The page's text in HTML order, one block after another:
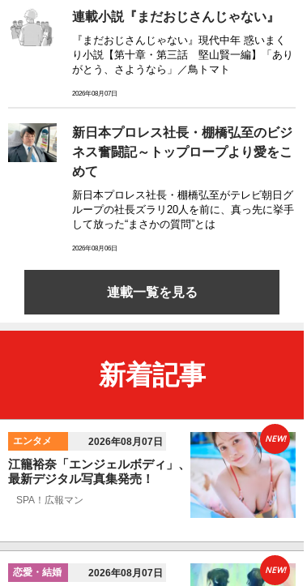
連載小説『まだおじさんじゃない』
『まだおじさんじゃない』現代中年 惑いまく
り小説【第十章・第三話 堅山賢一編】「あり
がとう、さようなら」／鳥トマト
2026年08月07日
新日本プロレス社長・棚橋弘至のビジ
ネス奮闘記～トップロープより愛をこ
めて
新日本プロレス社長・棚橋弘至がテレビ朝日グ
ループの社長ズラリ20人を前に、真っ先に挙手
して放った“まさかの質問”とは
2026年08月06日
連載一覧を見る
新着記事
エンタメ 2026年08月07日
江籠裕奈「エンジェルボディ」、
最新デジタル写真集発売！
SPA！広報マン
NEW!
恋愛・結婚 2026年08月07日 NEW!